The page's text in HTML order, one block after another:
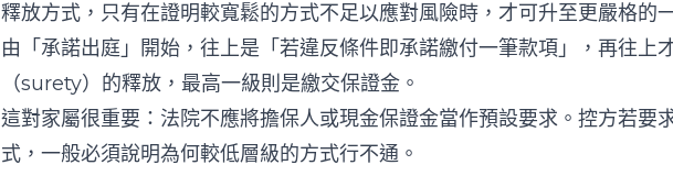
釋放方式，只有在證明較寬鬆的方式不足以應對風險時，才可升至更嚴格的
由「承諾出庭」開始，往上是「若違反條件即承諾繳付一筆款項」，再往上
（surety）的釋放，最高一級則是繳交保證金。
這對家屬很重要：法院不應將擔保人或現金保證金當作預設要求。控方若要
式，一般必須說明為何較低層級的方式行不通。